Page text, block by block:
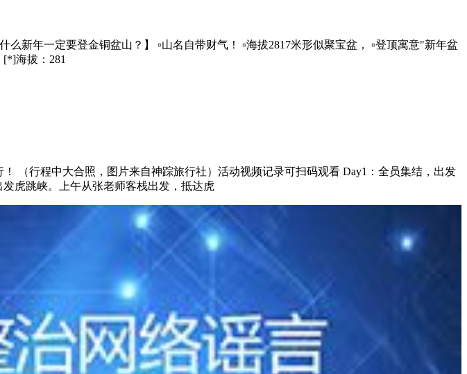
新年一定要登金铜盆山？】 ▫️山名自带财气！ ▫️海拔2817米形似聚宝盆， ▫️登顶寓意"新年盆
海拔：281
（行程中大合照，图片来自神踪旅行社）活动视频记录可扫码观看 Day1：全员集结，出发
虎跳峡。上午从张老师客栈出发，抵达虎